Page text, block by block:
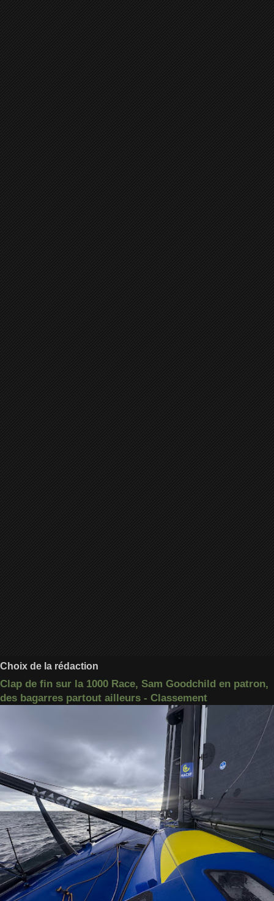
Choix de la rédaction
Clap de fin sur la 1000 Race, Sam Goodchild en patron,
des bagarres partout ailleurs - Classement